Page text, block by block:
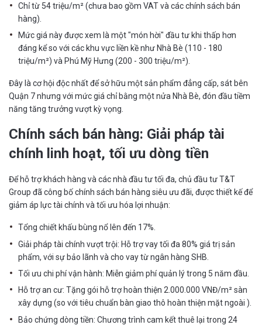
Chỉ từ 54 triệu/m² (chưa bao gồm VAT và các chính sách bán
hàng).
Mức giá này được xem là một "món hời" đầu tư khi thấp hơn
đáng kể so với các khu vực liền kề như Nhà Bè (110 - 180
triệu/m²) và Phú Mỹ Hưng (200 - 300 triệu/m²).
Đây là cơ hội độc nhất để sở hữu một sản phẩm đẳng cấp, sát bên
Quận 7 nhưng với mức giá chỉ bằng một nửa Nhà Bè, đón đầu tiềm
năng tăng trưởng vượt kỳ vọng.
Chính sách bán hàng: Giải pháp tài
chính linh hoạt, tối ưu dòng tiền
Để hỗ trợ khách hàng và các nhà đầu tư tối đa, chủ đầu tư T&T
Group đã công bố chính sách bán hàng siêu ưu đãi, được thiết kế để
giảm áp lực tài chính và tối ưu hóa lợi nhuận:
Tổng chiết khấu bùng nổ lên đến 17%.
Giải pháp tài chính vượt trội: Hỗ trợ vay tối đa 80% giá trị sản
phẩm, với sự bảo lãnh và cho vay từ ngân hàng SHB.
Tối ưu chi phí vận hành: Miễn giảm phí quản lý trong 5 năm đầu.
Hỗ trợ an cư: Tặng gói hỗ trợ hoàn thiện 2.000.000 VNĐ/m² sàn
xây dựng (so với tiêu chuẩn bàn giao thô hoàn thiện mặt ngoài ).
Bảo chứng dòng tiền: Chương trình cam kết thuê lại trong 24